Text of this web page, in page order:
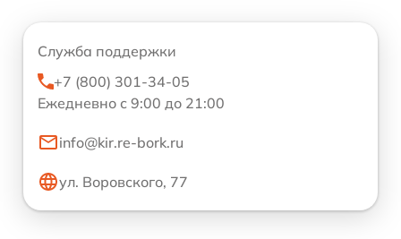
Служба поддержки
+7 (800) 301-34-05
Ежедневно с 9:00 до 21:00
info@kir.re-bork.ru
ул. Воровского, 77